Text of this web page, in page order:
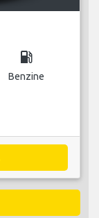
local_gas_station
Benzine